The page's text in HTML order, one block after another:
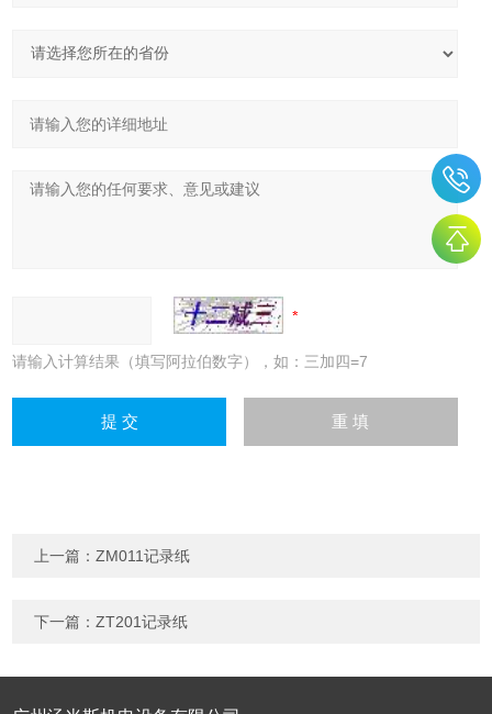
请输入计算结果（填写阿拉伯数字），如：三加四=7
上一篇：ZM011记录纸
下一篇：ZT201记录纸